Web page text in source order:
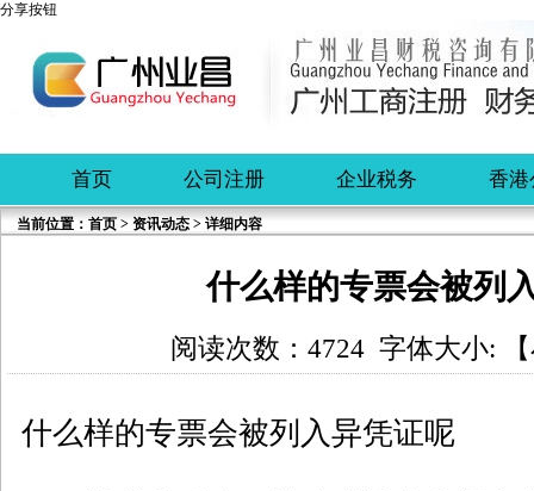
分享按钮
首页 公司注册 企业税务 香港
当前位置： 首页 > 资讯动态 > 详细内容
什么样的专票会被列
阅读次数：4724 字体大小: 【
什么样的专票会被列入异凭证呢